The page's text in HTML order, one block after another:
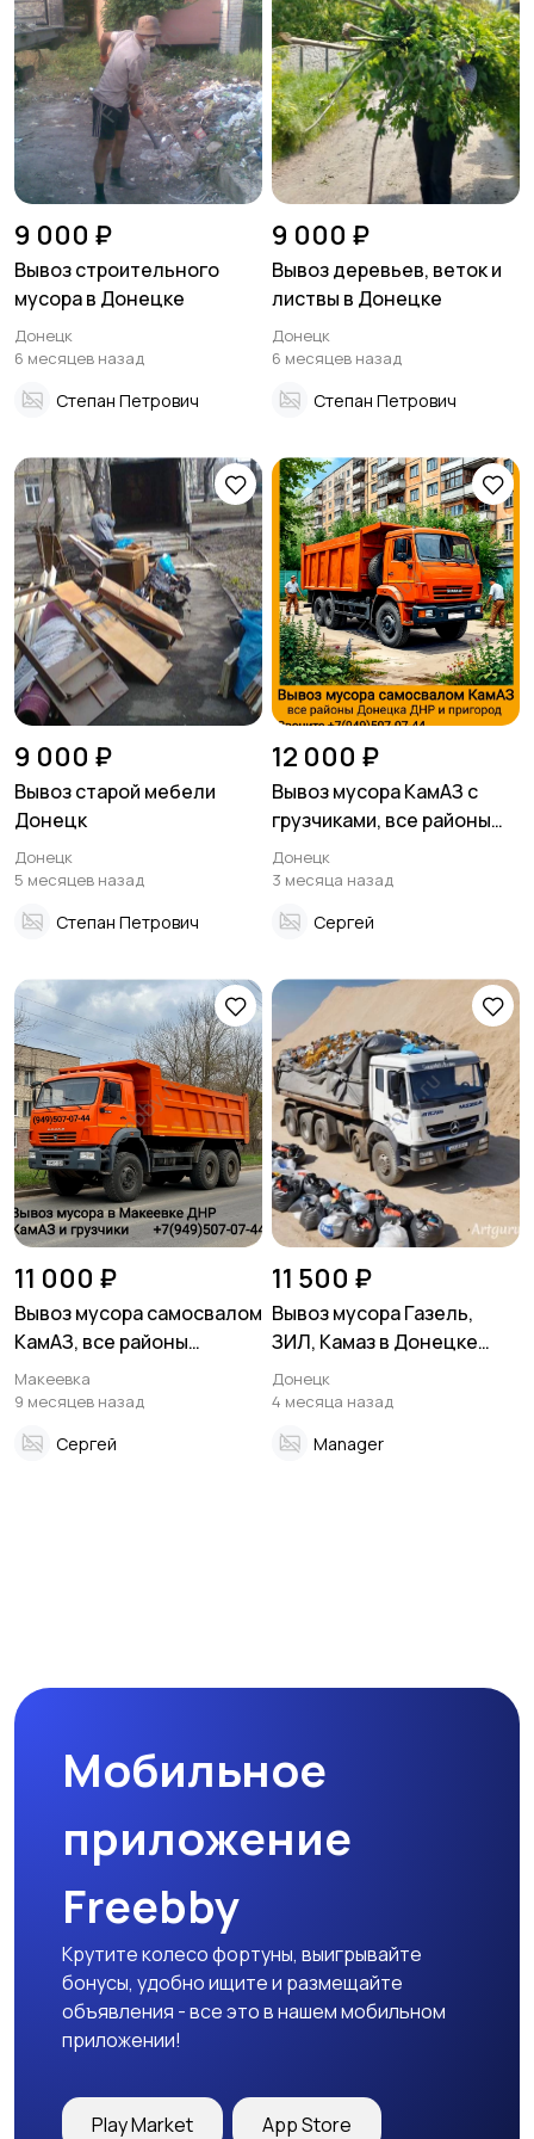
9 000 ₽
Вывоз строительного
мусора в Донецке
Донецк
6 месяцев назад
Степан Петрович
9 000 ₽
Вывоз деревьев, веток и
листвы в Донецке
Донецк
6 месяцев назад
Степан Петрович
9 000 ₽
Вывоз старой мебели
Донецк
Донецк
5 месяцев назад
Степан Петрович
12 000 ₽
Вывоз мусора КамАЗ с
грузчиками, все районы
Донецка ДНР
Донецк
3 месяца назад
Сергей
11 000 ₽
Вывоз мусора самосвалом
КамАЗ, все районы
Макеевки
Макеевка
9 месяцев назад
Сергей
11 500 ₽
Вывоз мусора Газель,
ЗИЛ, Камаз в Донецке
Макеевке ДНР
Донецк
4 месяца назад
Manager
Мобильное
приложение
Freebby
Крутите колесо фортуны, выигрывайте
бонусы, удобно ищите и размещайте
объявления - все это в нашем мобильном
приложении!
Play Market App Store